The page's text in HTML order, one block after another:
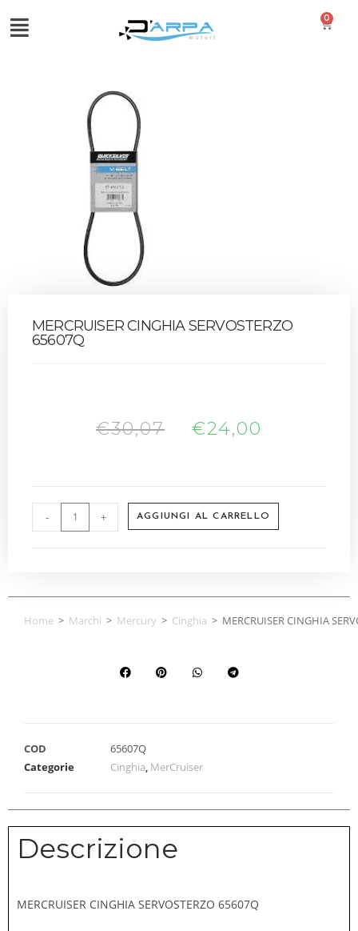
0
MERCRUISER CINGHIA SERVOSTERZO
65607Q
€30,07 €24,00
- + AGGIUNGI AL CARRELLO
Home > Marchi > Mercury > Cinghia > MERCRUISER CINGHIA
COD
65607Q
Categorie
Cinghia, MerCruiser
Descrizione
MERCRUISER CINGHIA SERVOSTERZO 65607Q